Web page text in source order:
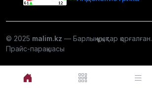
© 2025 malim.kz — Барлық құқықтар қорғалған.
Прайс-парақшасы